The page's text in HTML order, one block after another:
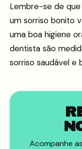
Lembre-se de
um sorriso bonito
uma boa higiene
dentista são
sorriso saudável e
Acompanhe